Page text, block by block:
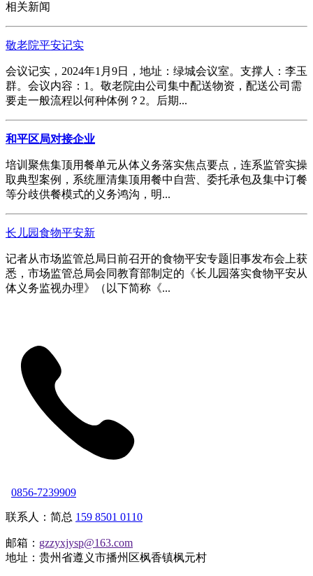
相关新闻
敬老院平安记实
会议记实，2024年1月9日，地址：绿城会议室。支撑人：李玉
群。会议内容：1。敬老院由公司集中配送物资，配送公司需
要走一般流程以何种体例？2。后期...
和平区局对接企业
培训聚焦集顶用餐单元从体义务落实焦点要点，连系监管实操
取典型案例，系统厘清集顶用餐中自营、委托承包及集中订餐
等分歧供餐模式的义务鸿沟，明...
长儿园食物平安新
记者从市场监管总局日前召开的食物平安专题旧事发布会上获
悉，市场监管总局会同教育部制定的《长儿园落实食物平安从
体义务监视办理》（以下简称《...
0856-7239909
联系人：简总 159 8501 0110
邮箱： gzzyxjysp@163.com
地址：贵州省遵义市播州区枫香镇枫元村